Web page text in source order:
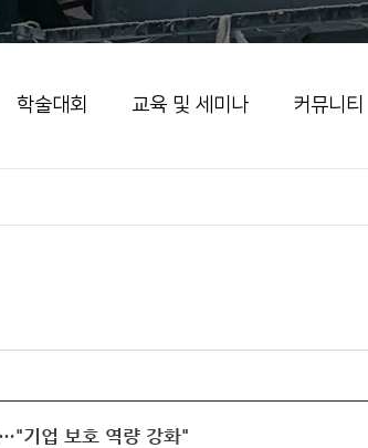
학술대회 교육 및 세미나 커뮤니티
기업 보호 역량 강화"